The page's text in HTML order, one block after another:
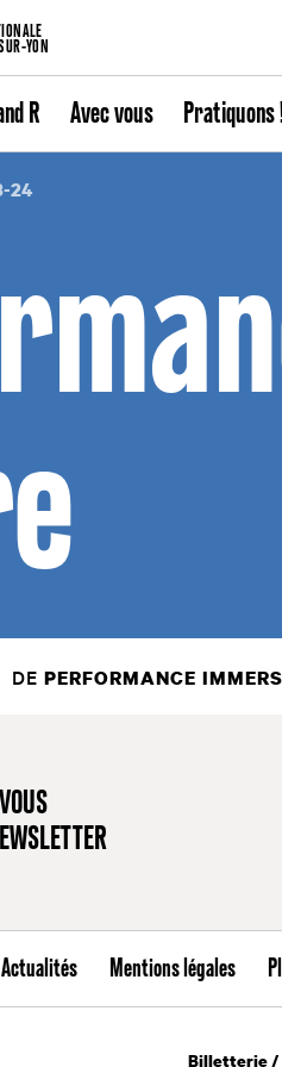
YON
R Avec vous Pratiquons
24
DE PERFORMANCE
Actualités Mentions légales
Billetterie /